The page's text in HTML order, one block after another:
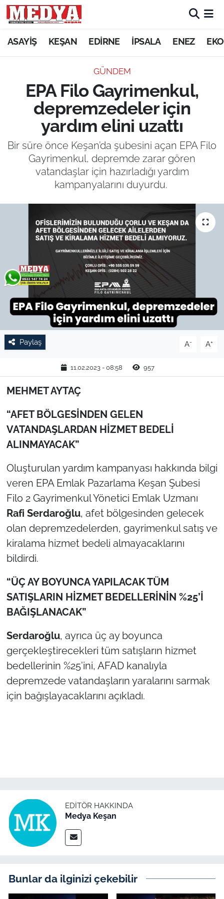
ASAYİŞ KEŞAN EDİRNE İPSALA ENEZ
GÜNDEM
EPA Filo Gayrimenkul,
depremzedeler için
yardım elini uzattı
Bir süre önce Keşan’da şubesini açan EPA Filo
Gayrimenkul, depremde zarar gören
vatandaşlar için hazırladığı yardım
kampanyalarını duyurdu.
Paylaş A- A+
11.02.2023 - 08:58 957
MEHMET AYTAÇ
“AFET BÖLGESİNDEN GELEN
VATANDAŞLARDAN HİZMET BEDELİ
ALINMAYACAK”
Oluşturulan yardım kampanyası hakkında bilgi
veren EPA Emlak Pazarlama Keşan Şubesi
Filo 2 Gayrimenkul Yönetici Emlak Uzmanı
Rafi Serdaroğlu, afet bölgesinden gelecek
olan depremzedelerden, gayrimenkul satış ve
kiralama hizmet bedeli almayacaklarını
bildirdi.
“ÜÇ AY BOYUNCA YAPILACAK TÜM
SATIŞLARIN HİZMET BEDELLERİNİN %25’İ
BAĞIŞLANACAK”
Serdaroğlu, ayrıca üç ay boyunca
gerçekleştirecekleri tüm satışların hizmet
bedellerinin %25’ini, AFAD kanalıyla
depremzede vatandaşların yaralarını sarmak
için bağışlayacaklarını açıkladı.
EDITÖR HAKKINDA
Medya Keşan
Bunlar da ilginizi çekebilir
KEŞAN
ASAYİŞ
SİYASET
GÜNDEM
EKONOMİ
EĞİTİM
TARIM VE HAYVANCILIK
KÜLTÜR SANAT
RESMİ İLAN
SPOR
YAŞAM
TEKİRDAĞ
ÇANAKKALE
TÜRKİYE
Bölge
Güvenlik
Genel
Politika
Flaş Haber
Magazin
İş Dünyası
Bilim Teknoloji
Genel-A
Gündem-Eğitim